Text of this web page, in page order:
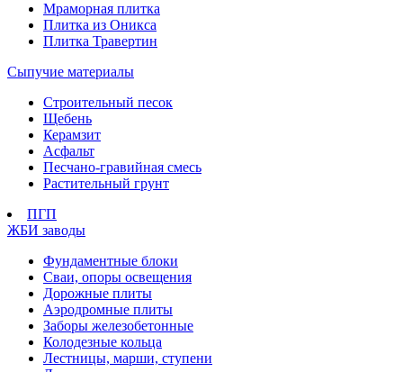
Мраморная плитка
Плитка из Оникса
Плитка Травертин
Сыпучие материалы
Строительный песок
Щебень
Керамзит
Асфальт
Песчано-гравийная смесь
Растительный грунт
ПГП
ЖБИ заводы
Фундаментные блоки
Сваи, опоры освещения
Дорожные плиты
Аэродромные плиты
Заборы железобетонные
Колодезные кольца
Лестницы, марши, ступени